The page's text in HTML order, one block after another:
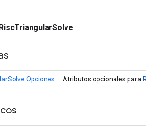
RiscTriangularSolve
Atributos opcionales para